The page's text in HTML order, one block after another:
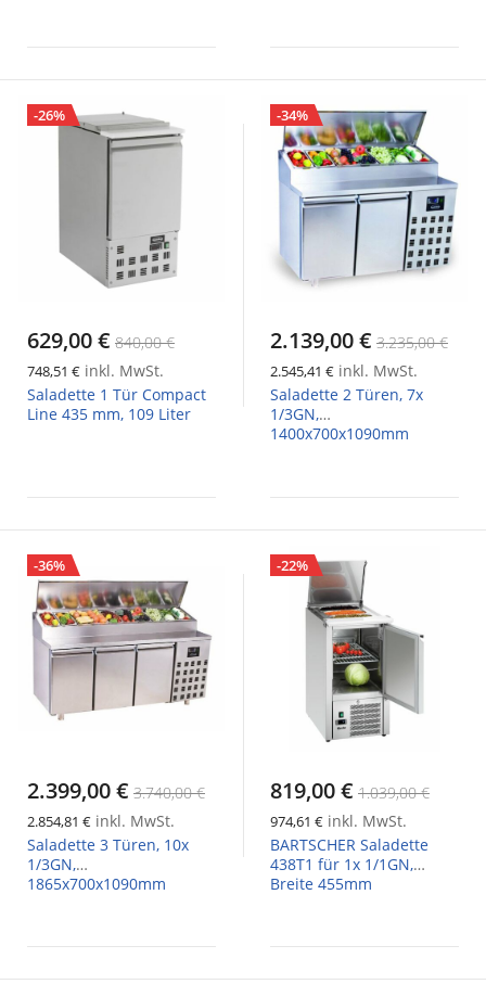
-26%
629,00 € 840,00 €
748,51 € inkl. MwSt.
Saladette 1 Tür Compact
Line 435 mm, 109 Liter
-34%
2.139,00 € 3.235,00 €
2.545,41 € inkl. MwSt.
Saladette 2 Türen, 7x
1/3GN,
1400x700x1090mm
-36%
2.399,00 € 3.740,00 €
2.854,81 € inkl. MwSt.
Saladette 3 Türen, 10x
1/3GN,
1865x700x1090mm
-22%
819,00 € 1.039,00 €
974,61 € inkl. MwSt.
BARTSCHER Saladette
438T1 für 1x 1/1GN,
Breite 455mm